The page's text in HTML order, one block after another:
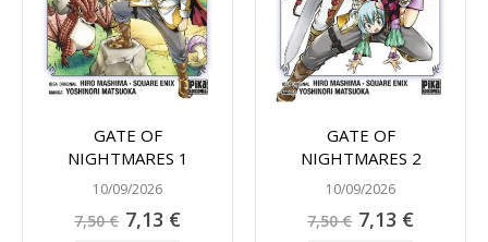
GATE OF
NIGHTMARES 1
10/09/2026
7,50 € Precio
especial
7,13 €
GATE OF
NIGHTMARES 2
10/09/2026
7,50 € Precio
especial
7,13 €